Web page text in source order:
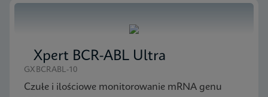
Xpert BCR-ABL Ultra
GXBCRABL-10
Czułe i ilościowe monitorowanie mRNA genu